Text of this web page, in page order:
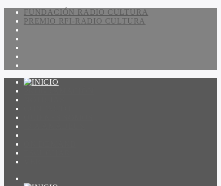
FUNDACIÓN RADIO CULTURA
PREMIO RFI-RADIO CULTURA